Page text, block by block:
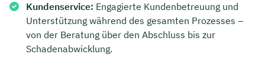
Kundenservice: Engagierte Kundenbetreuung und
Unterstützung während des gesamten Prozesses –
von der Beratung über den Abschluss bis zur
Schadenabwicklung.